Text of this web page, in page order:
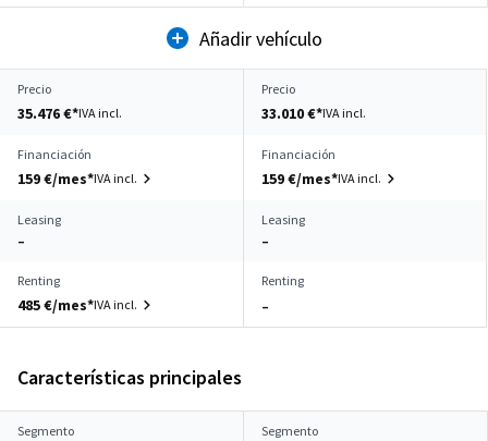
Añadir vehículo
Precio
35.476 €*IVA incl.
Precio
33.010 €*IVA incl.
Financiación
159 €/mes*IVA incl.
Financiación
159 €/mes*IVA incl.
Leasing
–
Leasing
–
Renting
485 €/mes*IVA incl.
Renting
–
Características principales
Segmento Segmento